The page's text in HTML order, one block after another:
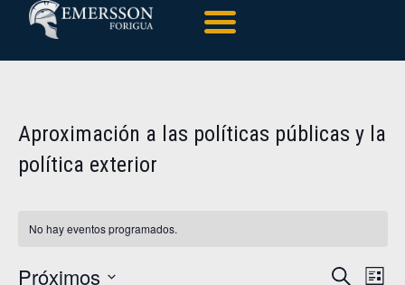
Aproximación a las políticas públicas y la
política exterior
No hay eventos programados.
Navegación
Buscar
Próximos